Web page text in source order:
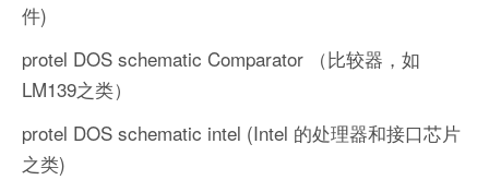
件)
protel DOS schematic Comparator （比较器，如
LM139之类）
protel DOS schematic intel (Intel 的处理器和接口芯片
之类)